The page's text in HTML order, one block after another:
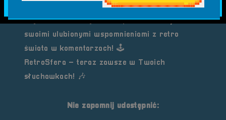
Dajcie znać, co myślicie, i podzielcie się z nami
swoimi ulubionymi wspomnieniami z retro
świata w komentarzach! 🕹️
RetroSfera – teraz zawsze w Twoich
słuchawkach! 🎶
Nie zapomnij udostępnić: